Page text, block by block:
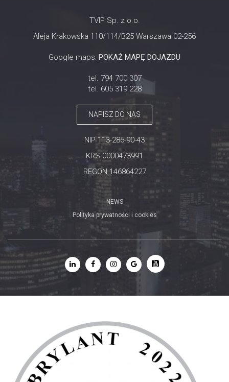
TVIP Sp. z o.o.
Aleja Krakowska 110/114/B25 Warszawa 02-256
Google maps: POKAŻ MAPĘ DOJAZDU
tel. 794 700 307
tel. 605 319 228
NAPISZ DO NAS
NIP 113-286-90-43
KRS 0000473991
REGON 146864227
NEWS
Polityka prywatności i cookies